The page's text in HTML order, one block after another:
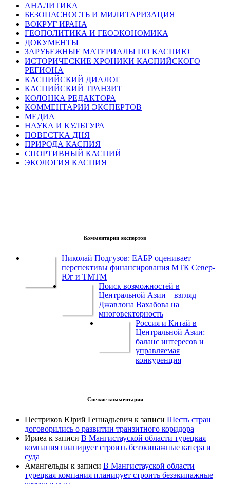
АНАЛИТИКА
БЕЗОПАСНОСТЬ И МИЛИТАРИЗАЦИЯ
ВОКРУГ ИРАНА
ГЕОПОЛИТИКА И ГЕОЭКОНОМИКА
ДОКУМЕНТЫ
ЗАРУБЕЖНЫЕ МАТЕРИАЛЫ ПО КАСПИЮ
ИСТОРИЧЕСКИЕ ХРОНИКИ КАСПИЙСКОГО
РЕГИОНА
КАСПИЙСКИЙ ДИАЛОГ
КАСПИЙСКИЙ ТРАНЗИТ
КОЛОНКА РЕДАКТОРА
КОММЕНТАРИИ ЭКСПЕРТОВ
МЕДИА
НАУКА И КУЛЬТУРА
ПОВЕСТКА ДНЯ
ПРИРОДА КАСПИЯ
СПОРТИВНЫЙ КАСПИЙ
ЭКОЛОГИЯ КАСПИЯ
Комментарии экспертов
Николай Подгузов: ЕАБР оценивает
перспективы финансирования МТК Север-
Юг и ТМТМ
Поиск возможностей в
Центральной Азии – взгляд
Джавлона Вахабова на
многовекторность
Россия и Китай в
Центральной Азии:
баланс интересов и
управляемая
конкуренция
Свежие комментарии
Пестриков Юрий Геннадьевич к записи Шесть стран
договорились о развитии транзитного коридора
Ириеа к записи В Мангистауской области турецкая
компания планирует строить безэкипажные катера и
суда
Амангельды к записи В Мангистауской области
турецкая компания планирует строить безэкипажные